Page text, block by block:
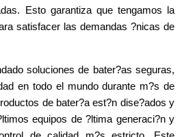
Esto garantiza que tengamos la
satisfacer las demandas ?nicas de
soluciones de bater?as seguras,
en todo el mundo durante m?s de
de bater?a est?n dise?ados y
equipos de ?ltima generaci?n y